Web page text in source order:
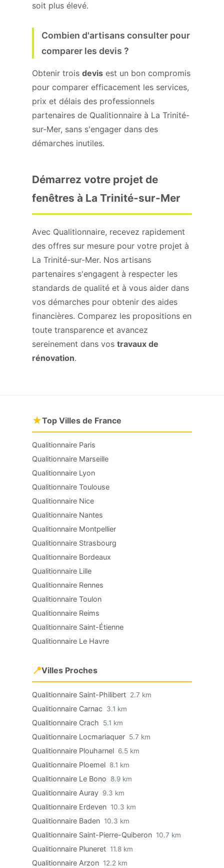
soit plus élevé.
Combien d'artisans consulter pour
comparer les devis ?
Obtenir trois devis est un bon compromis
pour comparer efficacement les services,
prix et délais des professionnels
partenaires de Qualitionnaire à La Trinité-
sur-Mer, sans s'engager dans des
démarches inutiles.
Démarrez votre projet de
fenêtres à La Trinité-sur-Mer
Avec Qualitionnaire, recevez rapidement
des offres sur mesure pour votre projet à
La Trinité-sur-Mer. Nos artisans
partenaires s'engagent à respecter les
standards de qualité et à vous aider dans
vos démarches pour obtenir des aides
financières. Comparez les propositions en
toute transparence et avancez
sereinement dans vos travaux de
rénovation.
★Top Villes de France
Qualitionnaire Paris
Qualitionnaire Marseille
Qualitionnaire Lyon
Qualitionnaire Toulouse
Qualitionnaire Nice
Qualitionnaire Nantes
Qualitionnaire Montpellier
Qualitionnaire Strasbourg
Qualitionnaire Bordeaux
Qualitionnaire Lille
Qualitionnaire Rennes
Qualitionnaire Toulon
Qualitionnaire Reims
Qualitionnaire Saint-Étienne
Qualitionnaire Le Havre
📍Villes Proches
Qualitionnaire Saint-Philibert 2.7 km
Qualitionnaire Carnac 3.1 km
Qualitionnaire Crach 5.1 km
Qualitionnaire Locmariaquer 5.7 km
Qualitionnaire Plouharnel 6.5 km
Qualitionnaire Ploemel 8.1 km
Qualitionnaire Le Bono 8.9 km
Qualitionnaire Auray 9.3 km
Qualitionnaire Erdeven 10.3 km
Qualitionnaire Baden 10.3 km
Qualitionnaire Saint-Pierre-Quiberon 10.7 km
Qualitionnaire Pluneret 11.8 km
Qualitionnaire Arzon 12.2 km